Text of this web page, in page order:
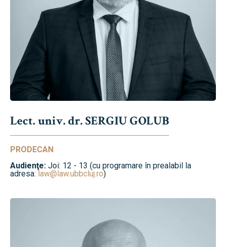
Lect. univ. dr. SERGIU GOLUB
PRODECAN
Audienţe: Joi: 12 - 13 (cu programare în prealabil la
adresa:law@law.ubbcluj.ro)